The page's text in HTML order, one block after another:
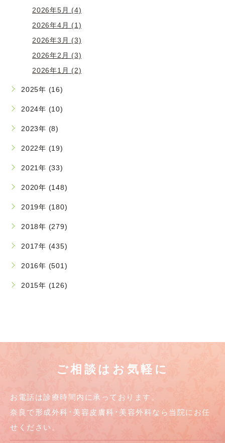
2026年5月 (4)
2026年4月 (1)
2026年3月 (3)
2026年2月 (3)
2026年1月 (2)
2025年 (16)
2024年 (10)
2023年 (8)
2022年 (19)
2021年 (33)
2020年 (148)
2019年 (180)
2018年 (279)
2017年 (435)
2016年 (501)
2015年 (126)
ご相談はお気軽に
お電話は診療時間内に承っております。
奈良で形成外科･美容皮膚科･美容外科なら当院にお任
せください。